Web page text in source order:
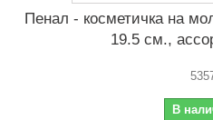
Пенал - косметичка на
19.5 см.,
В